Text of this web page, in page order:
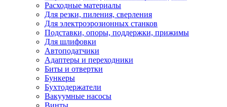
Расходные материалы
Для резки, пиления, сверления
Для электроэрозионных станков
Подставки, опоры, поддержки, прижимы
Для шлифовки
Автоподатчики
Адаптеры и переходники
Биты и отвертки
Бункеры
Бухтодержатели
Вакуумные насосы
Винты